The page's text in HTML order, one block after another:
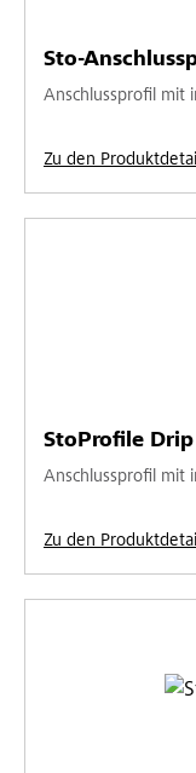
Sto-
Anschlussprofil mit
Zu den
StoProfile Drip
Anschlussprofil mit
Zu den